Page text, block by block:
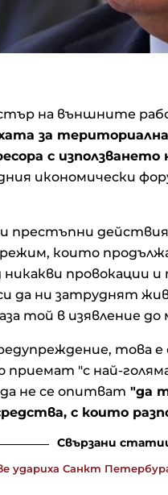
на външните
за
с
икономически
престъпни
режим, които
провокации и
да ни затруднят
той в изявление
това е
"с най-
не се опитват "да
с които
Свързани
удариха Санкт